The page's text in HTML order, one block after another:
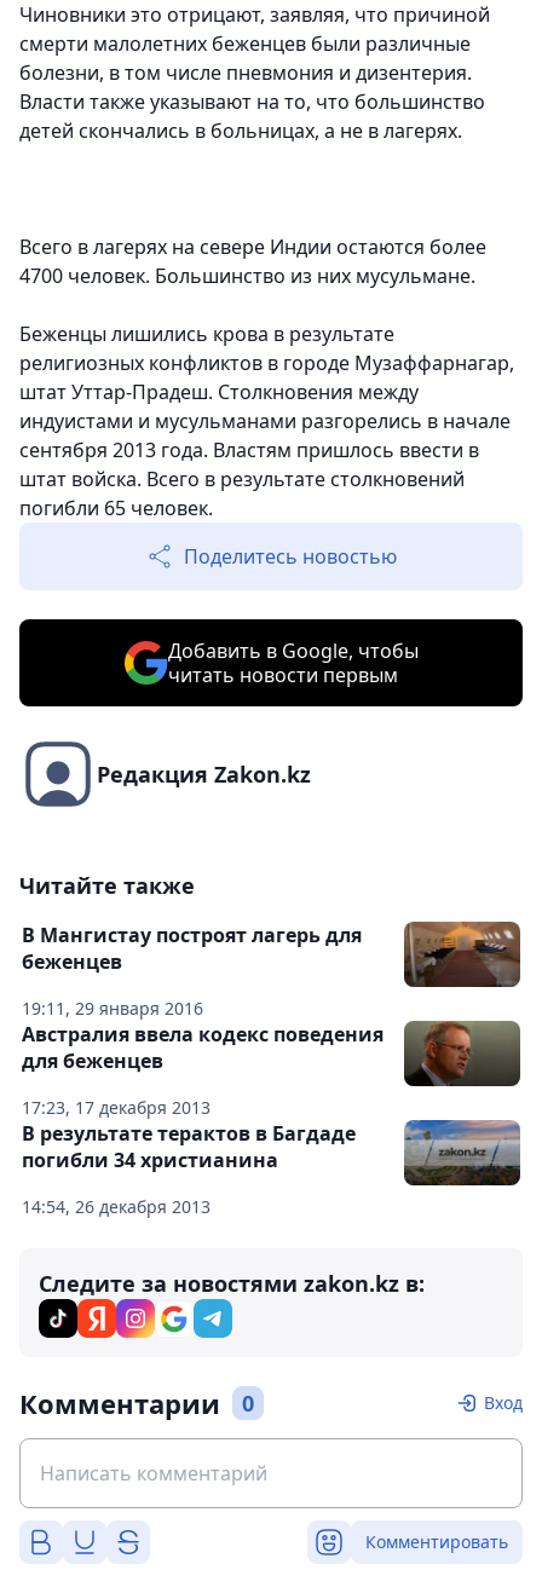
Чиновники это отрицают, заявляя, что причиной
смерти малолетних беженцев были различные
болезни, в том числе пневмония и дизентерия.
Власти также указывают на то, что большинство
детей скончались в больницах, а не в лагерях.
Всего в лагерях на севере Индии остаются более
4700 человек. Большинство из них мусульмане.
Беженцы лишились крова в результате
религиозных конфликтов в городе Музаффарнагар,
штат Уттар-Прадеш. Столкновения между
индуистами и мусульманами разгорелись в начале
сентября 2013 года. Властям пришлось ввести в
штат войска. Всего в результате столкновений
погибли 65 человек.
Поделитесь новостью
Добавить в Google, чтобы
читать новости первым
Редакция Zakon.kz
Читайте также
19:11, 29 января 2016
В Мангистау построят лагерь для
беженцев
17:23, 17 декабря 2013
Австралия ввела кодекс поведения
для беженцев
14:54, 26 декабря 2013
В результате терактов в Багдаде
погибли 34 христианина
Следите за новостями zakon.kz в:
Комментарии 0 Вход
Комментировать